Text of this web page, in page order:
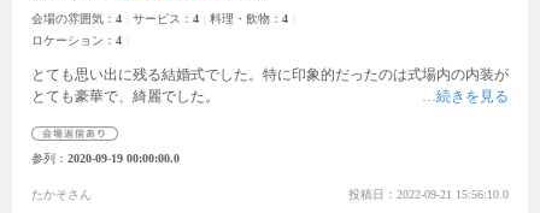
会場の雰囲気： 4 サービス： 4 料理・飲物： 4
ロケーション： 4
とても思い出に残る結婚式でした。 特に印象的だったのは式場内の内装が
とても豪華で、綺麗でした。
参列 2020-09-19 00:00:00.0
たかそさん 投稿日：2022-09-21 15:56:10.0